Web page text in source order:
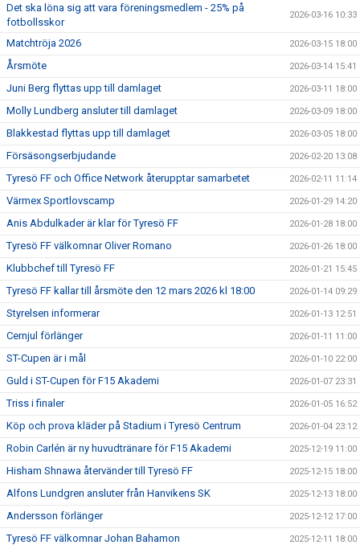
Det ska löna sig att vara föreningsmedlem - 25% på
fotbollsskor
2026-03-16 10:33
Matchtröja 2026 2026-03-15 18:00
Årsmöte 2026-03-14 15:41
Juni Berg flyttas upp till damlaget 2026-03-11 18:00
Molly Lundberg ansluter till damlaget 2026-03-09 18:00
Blakkestad flyttas upp till damlaget 2026-03-05 18:00
Försäsongserbjudande 2026-02-20 13:08
Tyresö FF och Office Network återupptar samarbetet 2026-02-11 11:14
Värmex Sportlovscamp 2026-01-29 14:20
Anis Abdulkader är klar för Tyresö FF 2026-01-28 18:00
Tyresö FF välkomnar Oliver Romano 2026-01-26 18:00
Klubbchef till Tyresö FF 2026-01-21 15:45
Tyresö FF kallar till årsmöte den 12 mars 2026 kl 18:00 2026-01-14 09:29
Styrelsen informerar 2026-01-13 12:51
Cernjul förlänger 2026-01-11 11:00
ST-Cupen är i mål 2026-01-10 22:00
Guld i ST-Cupen för F15 Akademi 2026-01-07 23:31
Triss i finaler 2026-01-05 16:52
Köp och prova kläder på Stadium i Tyresö Centrum 2026-01-04 23:12
Robin Carlén är ny huvudtränare för F15 Akademi 2025-12-19 11:00
Hisham Shnawa återvänder till Tyresö FF 2025-12-15 18:00
Alfons Lundgren ansluter från Hanvikens SK 2025-12-13 18:00
Andersson förlänger 2025-12-12 17:00
Tyresö FF välkomnar Johan Bahamon 2025-12-11 18:00